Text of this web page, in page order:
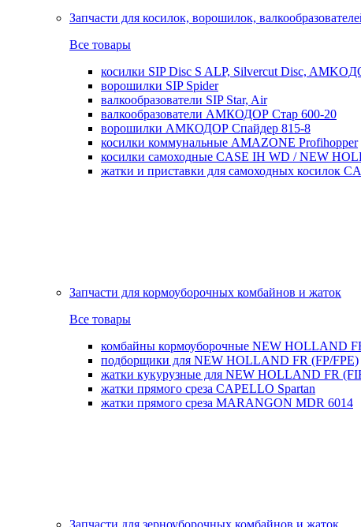
Запчасти для косилок, ворошилок,
Все товары
косилки SIP Disc S ALP, Silvercut Disc,
ворошилки SIP Spider
валкообразователи SIP Star, Air
валкообразователи АМКОДОР Стар 600-20
ворошилки АМКОДОР Спайдер 815-8
косилки коммунальные AMAZONE Profihopper
косилки самоходные CASE IH WD / NEW
жатки и приставки для самоходных косилок
Запчасти для кормоуборочных комбайнов и жаток
Все товары
комбайны кормоуборочные NEW HOLLAND
подборщики для NEW HOLLAND FR (FP/FPE)
жатки кукурузные для NEW HOLLAND FR
жатки прямого среза CAPELLO Spartan
жатки прямого среза MARANGON MDR 6014
Запчасти для зерноуборочных комбайнов и жаток